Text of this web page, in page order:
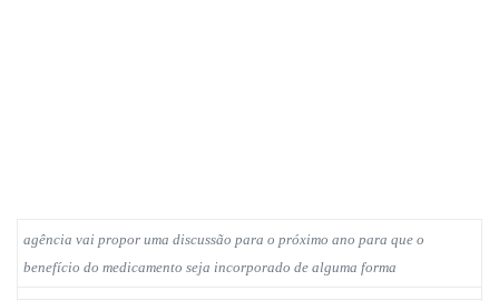
agência vai propor uma discussão para o próximo ano para que o
benefício do medicamento seja incorporado de alguma forma